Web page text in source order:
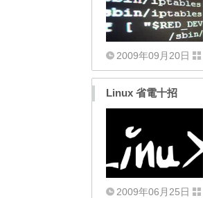
2009年09月20日
Linux 省電十招
2009年06月25日